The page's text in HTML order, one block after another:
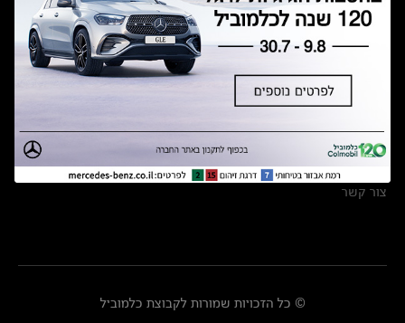
תקנון ימי מכירות 120 לכלמוביל
מצאו אותנו
אולמות תצוגה
מרכזי שירות
צור קשר
© כל הזכויות שמורות לקבוצת כלמוביל